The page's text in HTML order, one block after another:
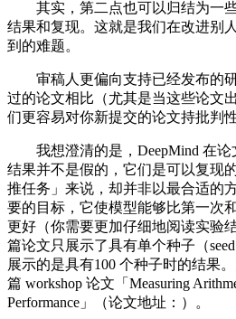
其实，第二点也可以归结为一些
结果和复现。这就是我们在改进别
到的难题。
审稿人更偏向支持已经发布的研
过的论文相比（尤其是当这些论文
们更容易对你新提交的论文持批判性
我想澄清的是，DeepMind 在论
结果并不是假的，它们是可以复现
推任务」来说，却并非以最合适的
要的目标，它使模型能够比第一次
更好（你需要更加仔细地阅读实验
篇论文只展示了具有单个种子（
展示的是具有100 个种子时的结果
篇 workshop 论文「Measuring
Performance」（论文地址：）。